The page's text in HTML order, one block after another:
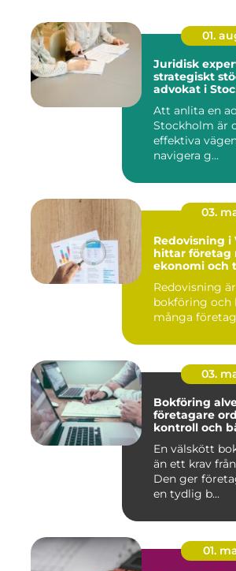
01.
Juridisk
strategiskt
advokat i
Att anlita en
Stockholm är
effektiva
navigera g...
03.
Redovisning i
hittar företag
ekonomi och
Redovisning
bokföring och
många företag
03.
Bokföring alvesta så
företagare
kontroll och
En välskött
än ett krav
Den ger
en tydlig b...
01.